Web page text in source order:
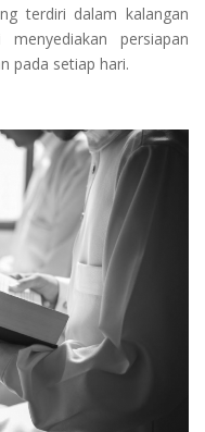
terdiri dalam kalangan
persiapan
pada setiap hari.